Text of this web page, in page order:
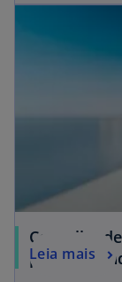
Conselho
para a
Leia mais